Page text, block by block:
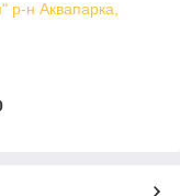
р-н Аквапарка,